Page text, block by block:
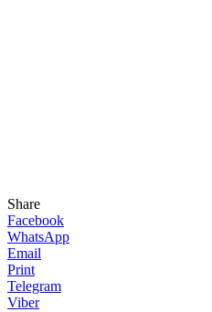
Share
Facebook
WhatsApp
Email
Print
Telegram
Viber